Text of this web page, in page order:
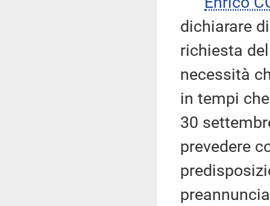
dichiarare
richiesta
necessità
in tempi
30
prevedere